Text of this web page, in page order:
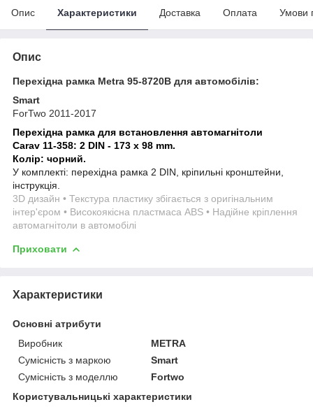
Опис Характеристики Доставка Оплата Умови
Опис
Перехідна рамка Metra 95-8720B для автомобілів:
Smart
ForTwo 2011-2017
Перехідна рамка для встановлення автомагнітоли
Carav 11-358: 2 DIN - 173 x 98 mm.
Колір: чорний.
У комплекті: перехідна рамка 2 DIN, кріпильні кронштейни,
інструкція.
3D дизайн • Текстура пластику збігається з оригінальним
інтер'єром • Високоякісна пластмаса ABS • Надійне кріплення
автомагнітоли в автомобілі
Приховати
Характеристики
Основні атрибути
Виробник
METRA
Сумісність з маркою
Smart
Сумісність з моделлю
Fortwo
Користувальницькі характеристики